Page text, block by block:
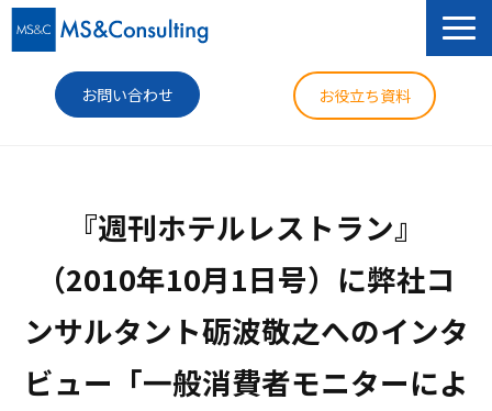
お問い合わせ お役立ち資料
導入事例
コラム
ニュース
『週刊ホテルレストラン』
（2010年10月1日号）に弊社コ
ンサルタント砺波敬之へのインタ
ビュー「一般消費者モニターによ